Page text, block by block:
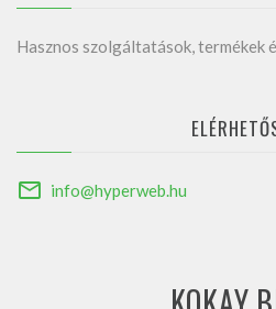
Hasznos szolgáltatások, termékek
info@hyperweb.hu